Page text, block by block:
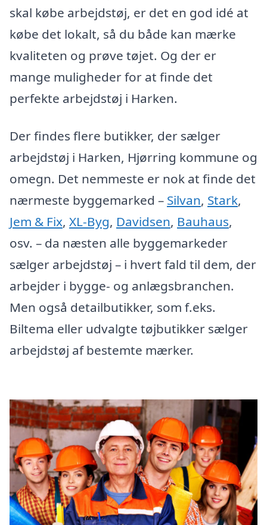
skal købe arbejdstøj, er det en god idé at
købe det lokalt, så du både kan mærke
kvaliteten og prøve tøjet. Og der er
mange muligheder for at finde det
perfekte arbejdstøj i Harken.
Der findes flere butikker, der sælger
arbejdstøj i Harken, Hjørring kommune og
omegn. Det nemmeste er nok at finde det
nærmeste byggemarked – Silvan, Stark,
Jem & Fix, XL-Byg, Davidsen, Bauhaus,
osv. – da næsten alle byggemarkeder
sælger arbejdstøj – i hvert fald til dem, der
arbejder i bygge- og anlægsbranchen.
Men også detailbutikker, som f.eks.
Biltema eller udvalgte tøjbutikker sælger
arbejdstøj af bestemte mærker.